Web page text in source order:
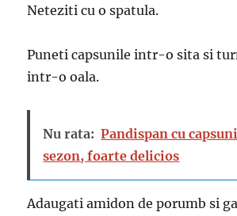
Neteziti cu o spatula.
Puneti capsunile intr-o sita si
intr-o oala.
Nu rata: Pandispan cu
sezon, foarte delicios
Adaugati amidon de porumb si